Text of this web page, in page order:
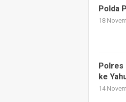
Polda
18
Polres
ke
14